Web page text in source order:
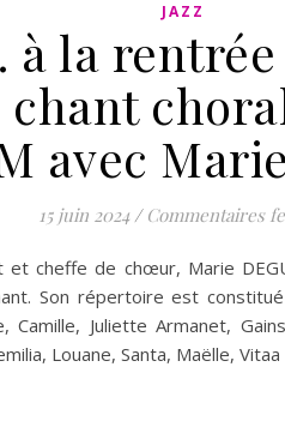
JAZZ
à la
avec
15 juin 2024 / Commentaires
et cheffe de chœur, Marie
Son répertoire est constitué
Camille, Juliette Armanet,
Louane, Santa, Maëlle,